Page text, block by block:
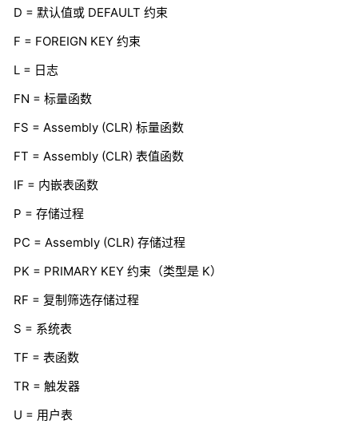
D = 默认值或 DEFAULT 约束
F = FOREIGN KEY 约束
L = 日志
FN = 标量函数
FS = Assembly (CLR) 标量函数
FT = Assembly (CLR) 表值函数
IF = 内嵌表函数
P = 存储过程
PC = Assembly (CLR) 存储过程
PK = PRIMARY KEY 约束（类型是 K）
RF = 复制筛选存储过程
S = 系统表
TF = 表函数
TR = 触发器
U = 用户表